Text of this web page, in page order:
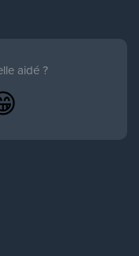
aidé ?